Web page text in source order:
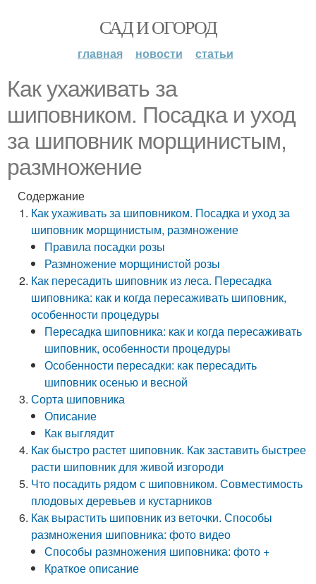
САД И ОГОРОД
главная новости статьи
Как ухаживать за
шиповником. Посадка и уход
за шиповник морщинистым,
размножение
Содержание
Как ухаживать за шиповником. Посадка и уход за
шиповник морщинистым, размножение
Правила посадки розы
Размножение морщинистой розы
Как пересадить шиповник из леса. Пересадка
шиповника: как и когда пересаживать шиповник,
особенности процедуры
Пересадка шиповника: как и когда пересаживать
шиповник, особенности процедуры
Особенности пересадки: как пересадить
шиповник осенью и весной
Сорта шиповника
Описание
Как выглядит
Как быстро растет шиповник. Как заставить быстрее
расти шиповник для живой изгороди
Что посадить рядом с шиповником. Совместимость
плодовых деревьев и кустарников
Как вырастить шиповник из веточки. Способы
размножения шиповника: фото видео
Способы размножения шиповника: фото +
Краткое описание